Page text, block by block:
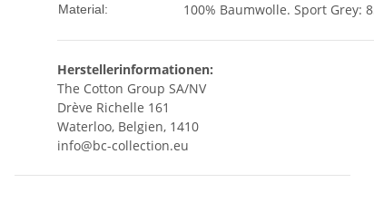
Material: 100% Baumwolle. Sport Grey:
Herstellerinformationen:
The Cotton Group SA/NV
Drève Richelle 161
Waterloo, Belgien, 1410
info@bc-collection.eu